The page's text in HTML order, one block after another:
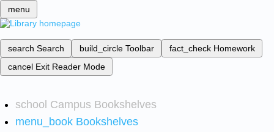
menu
search Search build_circle Toolbar fact_check Homework
cancel Exit Reader Mode
school Campus Bookshelves
menu_book Bookshelves